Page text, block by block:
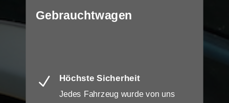
Gebrauchtwagen
N Höchste Sicherheit
Jedes Fahrzeug wurde von uns